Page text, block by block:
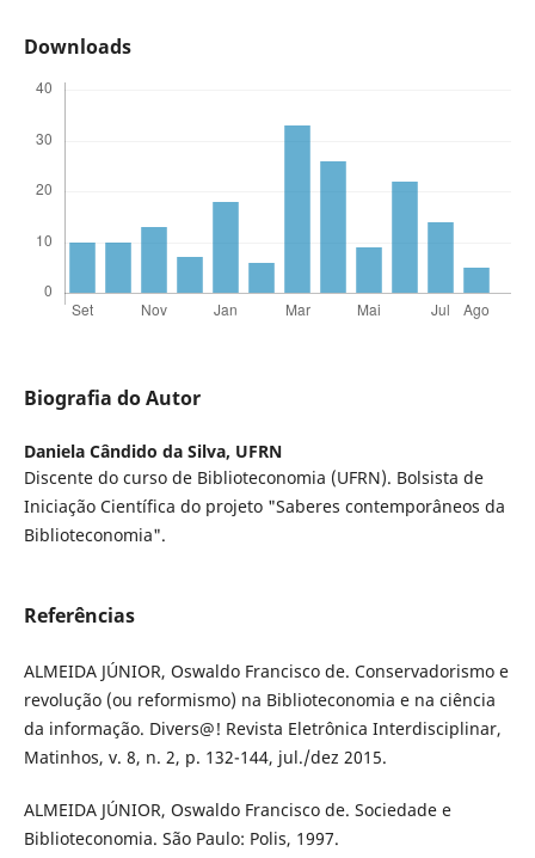
Downloads
Biografia do Autor
Daniela Cândido da Silva, UFRN
Discente do curso de Biblioteconomia (UFRN). Bolsista de
Iniciação Científica do projeto "Saberes contemporâneos da
Biblioteconomia".
Referências
ALMEIDA JÚNIOR, Oswaldo Francisco de. Conservadorismo e
revolução (ou reformismo) na Biblioteconomia e na ciência
da informação. Divers@! Revista Eletrônica Interdisciplinar,
Matinhos, v. 8, n. 2, p. 132-144, jul./dez 2015.
ALMEIDA JÚNIOR, Oswaldo Francisco de. Sociedade e
Biblioteconomia. São Paulo: Polis, 1997.